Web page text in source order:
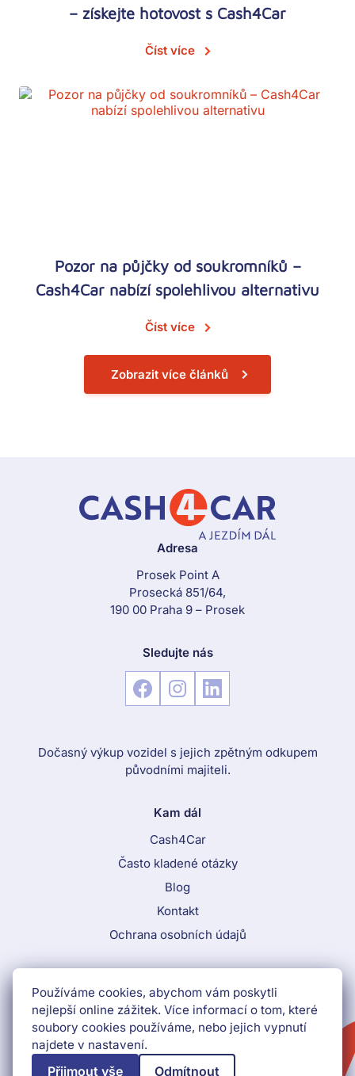
– získejte hotovost s Cash4Car
Číst více
Pozor na půjčky od soukromníků –
Cash4Car nabízí spolehlivou alternativu
Číst více
Zobrazit více článků
Adresa
Prosek Point A
Prosecká 851/64,
190 00 Praha 9 – Prosek
Sledujte nás
Dočasný výkup vozidel s jejich zpětným odkupem
původními majiteli.
Kam dál
Cash4Car
Často kladené otázky
Blog
Kontakt
Ochrana osobních údajů
Call To Action Menu
800 870 884
Získat peníze hned
Používáme cookies, abychom vám poskytli
nejlepší online zážitek. Více informací o tom, které
soubory cookies používáme, nebo jejich vypnutí
najdete v nastavení.
Přijmout vše Odmítnout